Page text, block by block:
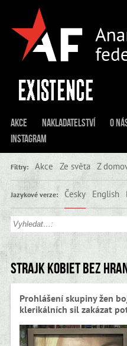
Akce Nakladatelství O
Instagram
Filtry: Akce Ze světa Z
Jazykové verze: Česky English
Strajk kobiet bez
Prohlášení skupiny žen
klerikálních sil zakázat